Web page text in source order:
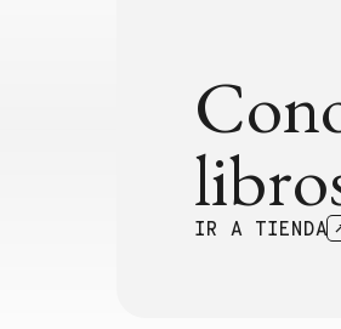
IR A TIENDA